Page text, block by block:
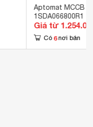
Aptomat MCCB
1SDA066800R1
Giá từ
Có 6 nơi bán